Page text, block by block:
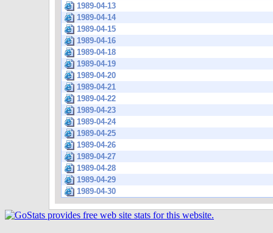
1989-04-13
1989-04-14
1989-04-15
1989-04-16
1989-04-18
1989-04-19
1989-04-20
1989-04-21
1989-04-22
1989-04-23
1989-04-24
1989-04-25
1989-04-26
1989-04-27
1989-04-28
1989-04-29
1989-04-30